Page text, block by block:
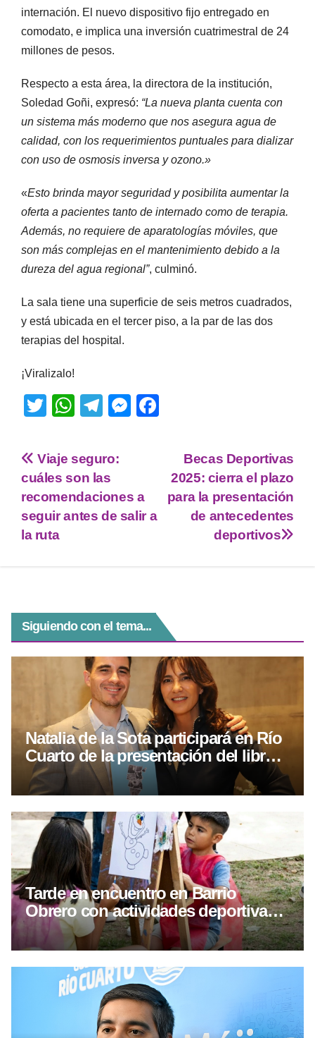
internación. El nuevo dispositivo fijo entregado en
comodato, e implica una inversión cuatrimestral de 24
millones de pesos.
Respecto a esta área, la directora de la institución,
Soledad Goñi, expresó: “La nueva planta cuenta con
un sistema más moderno que nos asegura agua de
calidad, con los requerimientos puntuales para dializar
con uso de osmosis inversa y ozono.»
«Esto brinda mayor seguridad y posibilita aumentar la
oferta a pacientes tanto de internado como de terapia.
Además, no requiere de aparatologías móviles, que
son más complejas en el mantenimiento debido a la
dureza del agua regional”, culminó.
La sala tiene una superficie de seis metros cuadrados,
y está ubicada en el tercer piso, a la par de las dos
terapias del hospital.
¡Viralizalo!
T
tt
er
W
at
s
A
p
T
e
gr
a
m
M
n
g
b
Becas Deportivas
2025: cierra el plazo
para la presentación
de antecedentes
deportivos
Viaje seguro:
cuáles son las
recomendaciones a
seguir antes de salir a
la ruta
Siguiendo con el tema...
Natalia de la Sota participará en Río
Cuarto de la presentación del libro
sobre el legado delasotista
Tarde en encuentro en Barrio
Obrero con actividades deportivas y
culturales